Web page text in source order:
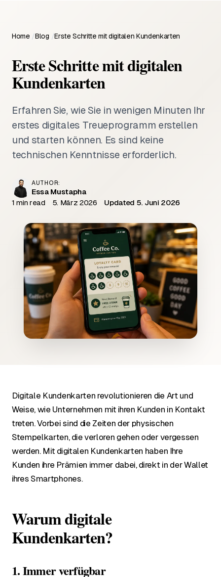
Home /Blog /Erste Schritte mit digitalen Kundenkarten
Erste Schritte mit digitalen
Kundenkarten
Erfahren Sie, wie Sie in wenigen Minuten Ihr
erstes digitales Treueprogramm erstellen
und starten können. Es sind keine
technischen Kenntnisse erforderlich.
AUTHOR:
Essa Mustapha
1 min read
5. März 2026 Updated 5. Juni 2026
Digitale Kundenkarten revolutionieren die Art und
Weise, wie Unternehmen mit ihren Kunden in Kontakt
treten. Vorbei sind die Zeiten der physischen
Stempelkarten, die verloren gehen oder vergessen
werden. Mit digitalen Kundenkarten haben Ihre
Kunden ihre Prämien immer dabei, direkt in der Wallet
ihres Smartphones.
Warum digitale
Kundenkarten?
1. Immer verfügbar